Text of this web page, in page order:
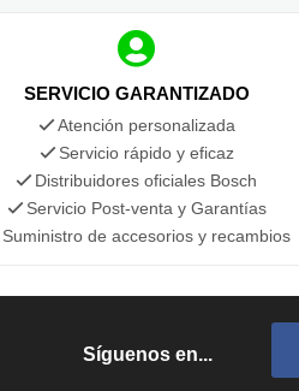
SERVICIO GARANTIZADO
Atención personalizada
Servicio rápido y eficaz
Distribuidores oficiales Bosch
Servicio Post-venta y Garantías
Suministro de accesorios y recambios
Síguenos en...